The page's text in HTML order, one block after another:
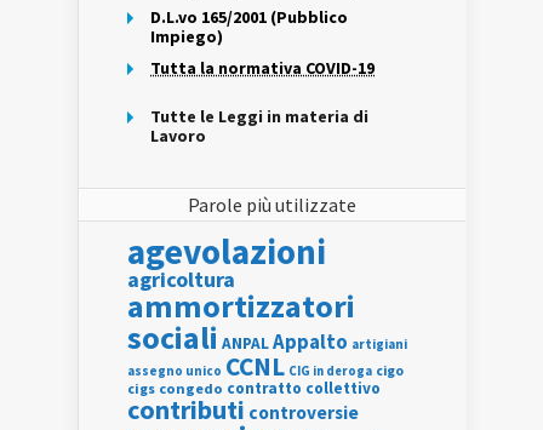
D.L.vo 165/2001 (Pubblico
Impiego)
Tutta la normativa COVID-19
Tutte le Leggi in materia di
Lavoro
Parole più utilizzate
agevolazioni
agricoltura
ammortizzatori
sociali ANPALAppalto artigiani
assegno unico CCNL CIG in deroga cigo
cigs congedo contratto collettivo
contributi controversie